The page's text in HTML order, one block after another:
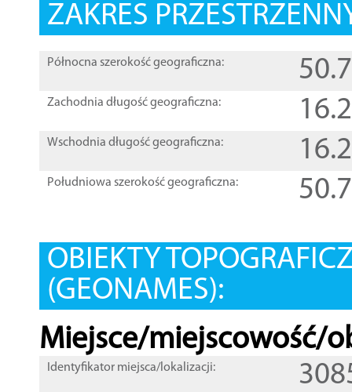
ZAKRES
Północna szerokość geograficzna:
Zachodnia długość geograficzna:
Wschodnia długość geograficzna:
Południowa szerokość geograficzna:
OBIEKTY
(GEONAMES):
Miejsce/miejscowość/
Identyfikator miejsca/lokalizacji: